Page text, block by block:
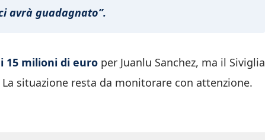
avrà guadagnato”.
15 milioni di euro per Juanlu Sanchez, ma il Siviglia
situazione resta da monitorare con attenzione.